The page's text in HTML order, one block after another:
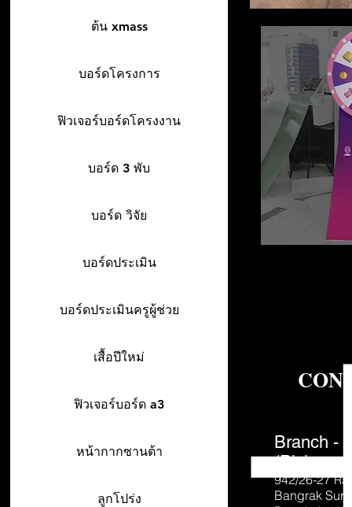
ต้น xmass
บอร์ดโครงการ
ฟิวเจอร์บอร์ดโครงงาน
บอร์ด 3 พับ
บอร์ด วิจัย
บอร์ดประเมิน
บอร์ดประเมินครูผู้ช่วย
เสื้อปีใหม่
ฟิวเจอร์บอร์ด a3
หน้ากากซานต้า
ลูกโปร่ง
Branch -
(Pick-up
942/26-27
Bangrak